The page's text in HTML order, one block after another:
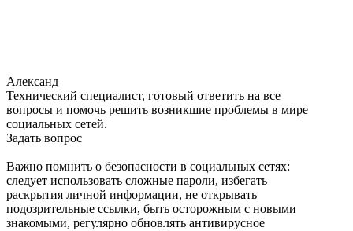
Александ
Технический специалист, готовый ответить на все
вопросы и помочь решить возникшие проблемы в мире
социальных сетей.
Задать вопрос
Важно помнить о безопасности в социальных сетях:
следует использовать сложные пароли, избегать
раскрытия личной информации, не открывать
подозрительные ссылки, быть осторожным с новыми
знакомыми, регулярно обновлять антивирусное